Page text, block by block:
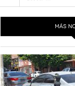
‘La Laguna:
Planeación’
MÁS